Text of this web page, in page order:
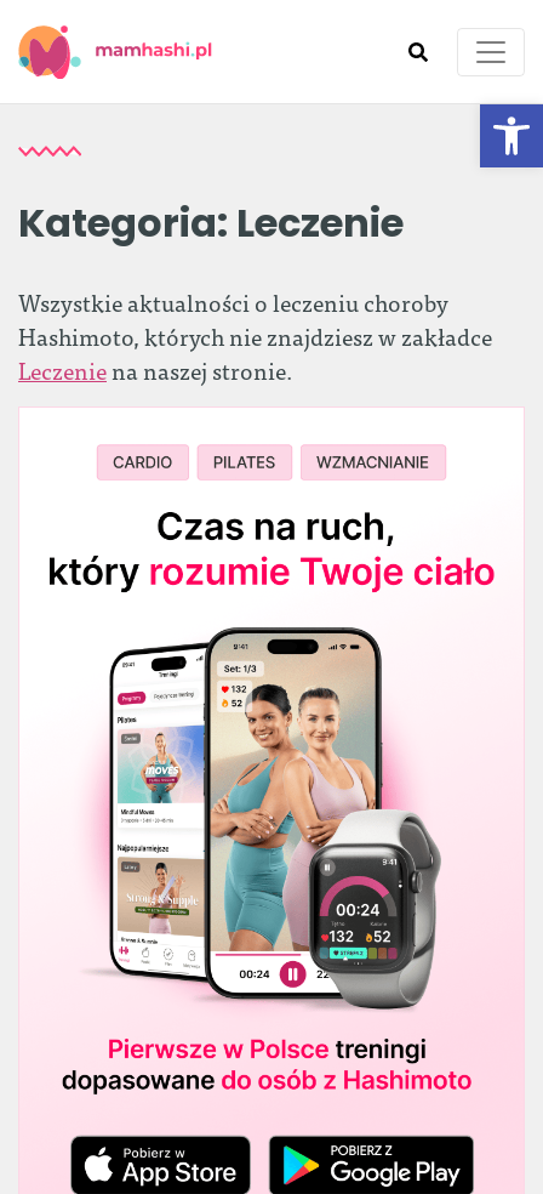
Kategoria: Leczenie
Wszystkie aktualności o leczeniu choroby
Hashimoto, których nie znajdziesz w zakładce
Leczeniena naszej stronie.